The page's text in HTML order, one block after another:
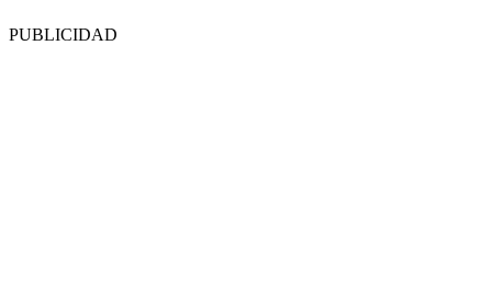
PUBLICIDAD